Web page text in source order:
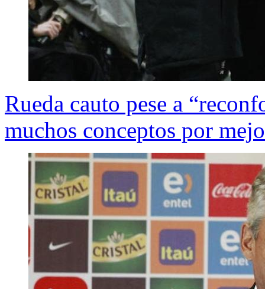
Rueda cauto pese a
muchos conceptos por